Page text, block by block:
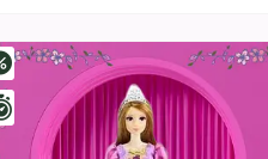
Купити
–1%
Залишилось 4 дні